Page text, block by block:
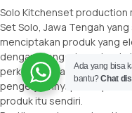
Solo Kitchenset production
Set Solo, Jawa Tengah
menciptakan produk yang
dengan mengedepankan
perkembangan serta
pengerjaannyapun cepat
produk itu sendiri.
Ada yang bisa
bantu?Chat